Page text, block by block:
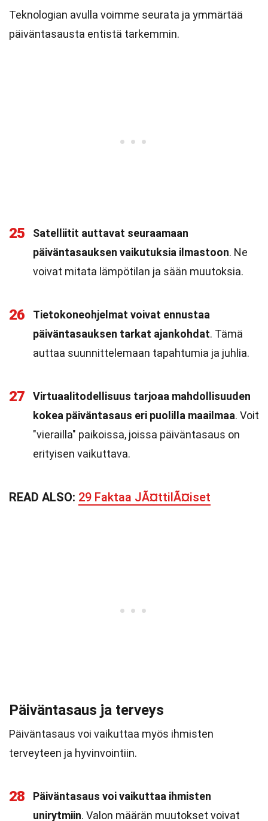
Teknologian avulla voimme seurata ja ymmärtää
päiväntasausta entistä tarkemmin.
25
Satelliitit auttavat seuraamaan
päiväntasauksen vaikutuksia ilmastoon. Ne
voivat mitata lämpötilan ja sään muutoksia.
26
Tietokoneohjelmat voivat ennustaa
päiväntasauksen tarkat ajankohdat. Tämä
auttaa suunnittelemaan tapahtumia ja juhlia.
27
Virtuaalitodellisuus tarjoaa mahdollisuuden
kokea päiväntasaus eri puolilla maailmaa. Voit
"vierailla" paikoissa, joissa päiväntasaus on
erityisen vaikuttava.
READ ALSO: 29 Faktaa JÃ¤ttilÃ¤iset
Päiväntasaus ja terveys
Päiväntasaus voi vaikuttaa myös ihmisten
terveyteen ja hyvinvointiin.
28
Päiväntasaus voi vaikuttaa ihmisten
unirytmiin. Valon määrän muutokset voivat